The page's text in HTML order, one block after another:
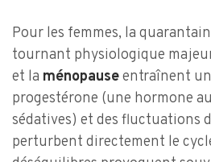
Pour les femmes, la
tournant physiologique
et la ménopauseentraînent
progestérone (une hormone
sédatives) et des fluctuations
perturbent directement le